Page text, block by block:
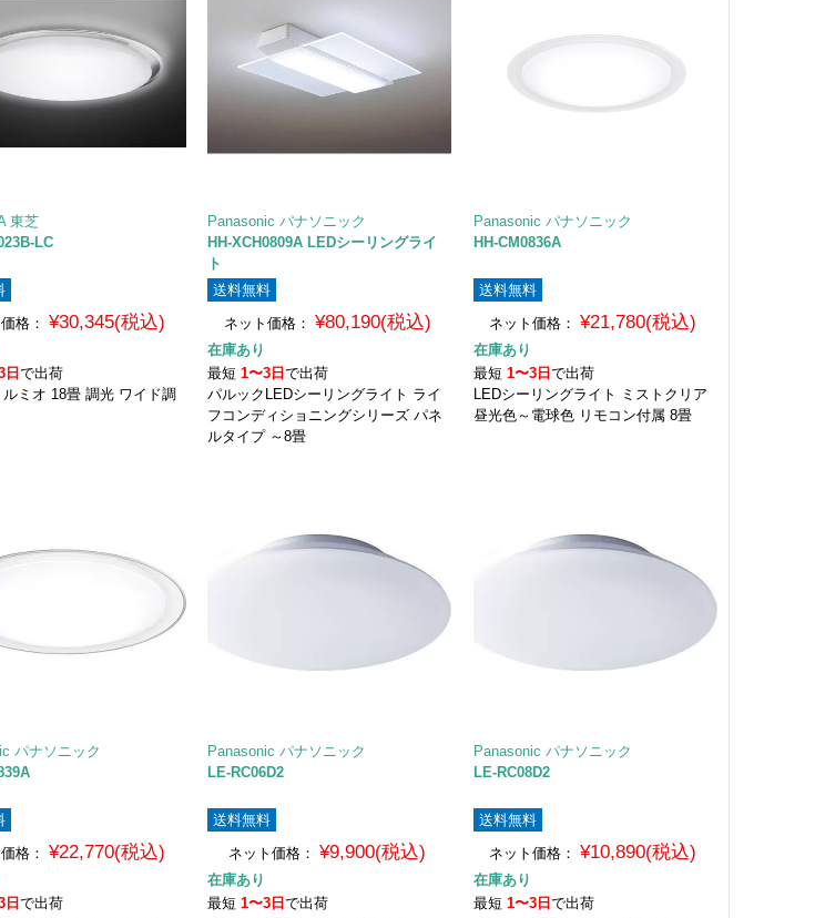
東芝
LC
格：
¥30,345(税込)
日で出荷
ルミオ 18畳 調光 ワイド調
Panasonic パナソニック
HH-XCH0809A LEDシーリングライ
ト
送料無料
ネット価格： ¥80,190(税込)
在庫あり
最短1〜3日で出荷
パルックLEDシーリングライト ライ
フコンディショニングシリーズ パネ
ルタイプ ～8畳
Panasonic パナソニック
HH-CM0836A
送料無料
ネット価格： ¥21,780(税込)
在庫あり
最短 1〜3日 で出荷
LEDシーリングライト ミストクリア
昼光色～電球色 リモコン付属 8畳
パナソニック
格：
¥22,770(税込)
日で出荷
Panasonic パナソニック
LE-RC06D2
送料無料
ネット価格：
¥9,900(税込)
在庫あり
最短1〜3日で出荷
Panasonic パナソニック
LE-RC08D2
送料無料
ネット価格： ¥10,890(税込)
在庫あり
最短 1〜3日 で出荷